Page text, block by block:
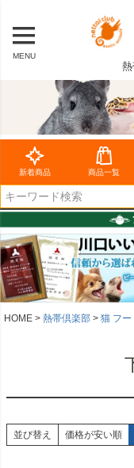
MENU
新着商品 商品一覧
HOME 熱帯倶楽部 猫 フー
並び替え 価格が安い順